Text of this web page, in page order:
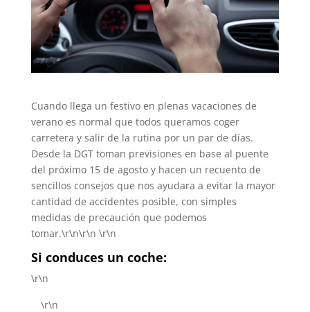
Cuando llega un festivo en plenas vacaciones de
verano es normal que todos queramos coger
carretera y salir de la rutina por un par de días.
Desde la DGT toman previsiones en base al puente
del próximo 15 de agosto y hacen un recuento de
sencillos consejos que nos ayudara a evitar la mayor
cantidad de accidentes posible, con simples
medidas de precaución que podemos
tomar.\r\n\r\n \r\n
Si conduces un coche:
\r\n
\r\n